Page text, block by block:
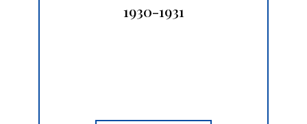
1930-1931